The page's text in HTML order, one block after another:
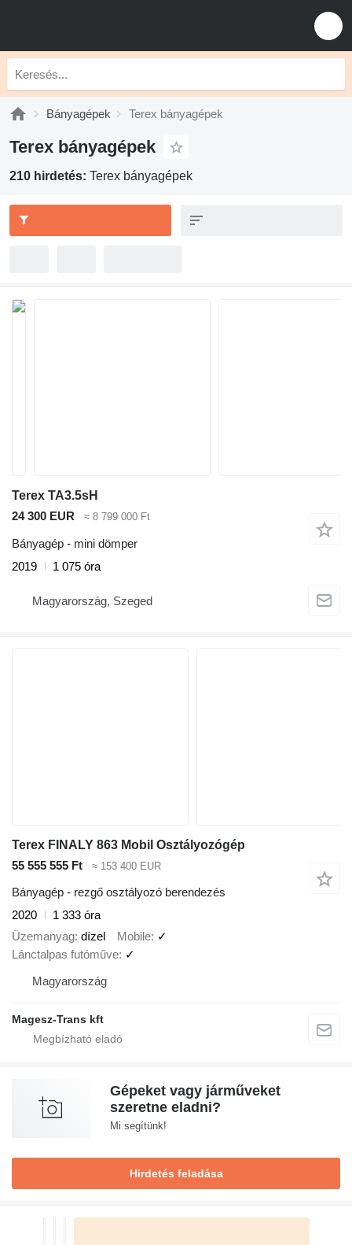
Bányagépek Terex bányagépek
Terex bányagépek
210 hirdetés: Terex bányagépek
Terex TA3.5sH
24 300 EUR
≈ 8 799 000 Ft
Bányagép - mini dömper
2019
1 075 óra
Magyarország, Szeged
Terex FINALY 863 Mobil Osztályozógép
55 555 555 Ft
≈ 153 400 EUR
Bányagép - rezgő osztályozó berendezés
2020
1 333 óra
Üzemanyag dízel Mobile ✓
Lánctalpas futóműve ✓
Magyarország
Magesz-Trans kft
Gépeket vagy járműveket
szeretne eladni?
Mi segítünk!
Hirdetés feladása